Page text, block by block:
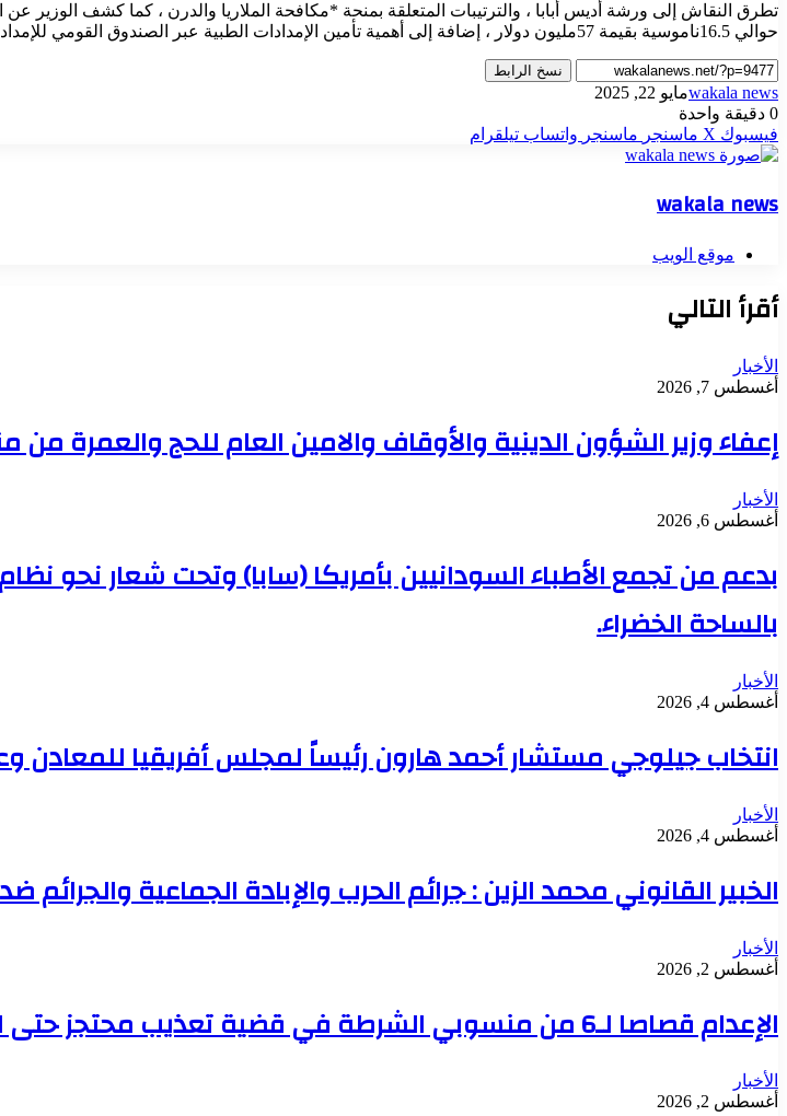
تطرق النقاش إلى ورشة أديس أبابا ، والترتيبات المتعلقة بمنحة *مكافحة الملاريا والدرن ، كما كشف الوزير عن
حوالي 16.5ناموسية بقيمة 57مليون دولار ، إضافة إلى أهمية تأمين الإمدادات الطبية عبر الصندوق القومي للإمدادات الطبية.
نسخ الرابط
wakala newsمايو 22, 2025
0 دقيقة واحدة
فيسبوك ‫X ماسنجر ماسنجر واتساب تيلقرام
wakala news
موقع الويب
أقرأ التالي
الأخبار
أغسطس 7, 2026
إعفاء وزير الشؤون الدينية والأوقاف والامين العام للحج والعمرة من
الأخبار
أغسطس 6, 2026
بدعم من تجمع الأطباء السودانيين بأمريكا (سابا) وتحت شعار نحو
بالساحة الخضراء.
الأخبار
أغسطس 4, 2026
انتخاب جيلوجي مستشار أحمد هارون رئيساً لمجلس أفريقيا للمعادن
الأخبار
أغسطس 4, 2026
الخبير القانوني محمد الزين : جرائم الحرب والإبادة الجماعية والجرائم
الأخبار
أغسطس 2, 2026
الإعدام قصاصا لـ6 من منسوبي الشرطة في قضية تعذيب محتجز حتى الموت بدنقلا
الأخبار
أغسطس 2, 2026